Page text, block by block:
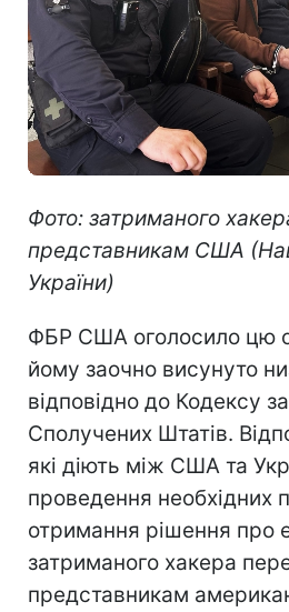
Фото: затриманого
представникам США
України)
ФБР США оголосило цю
йому заочно висунуто
відповідно до Кодексу
Сполучених Штатів.
які діють між США та
проведення необхідних
отримання рішення про
затриманого хакера
представникам